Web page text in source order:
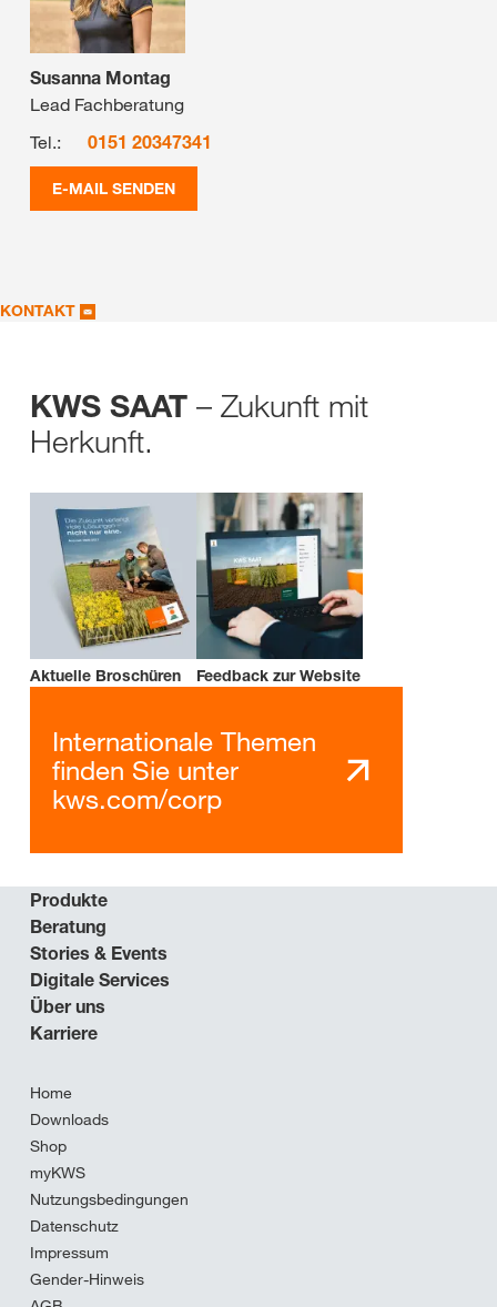
Susanna Montag
Lead Fachberatung
Tel.:
0151 20347341
E-MAIL SENDEN
KONTAKT
KWS SAAT – Zukunft mit
Herkunft.
Aktuelle Broschüren Feedback zur Website
Internationale Themen
finden Sie unter
kws.com/corp
Produkte
Beratung
Stories & Events
Digitale Services
Über uns
Karriere
Home
Downloads
Shop
myKWS
Nutzungsbedingungen
Datenschutz
Impressum
Gender-Hinweis